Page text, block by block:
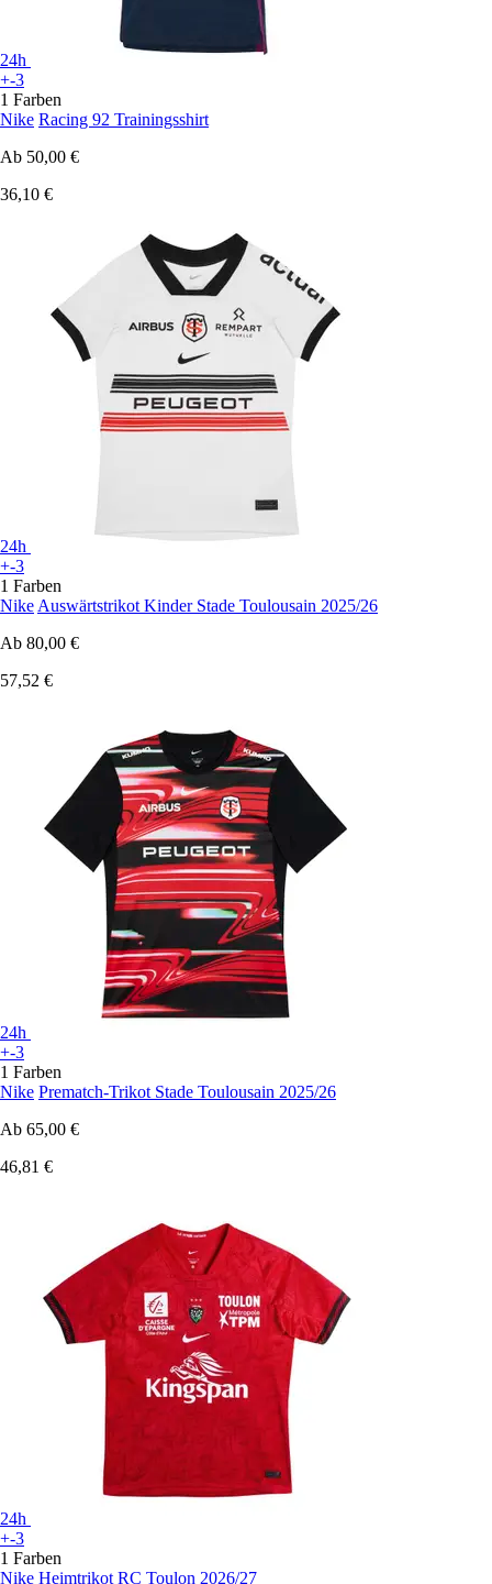
24h
+-3
1 Farben
Nike Racing 92 Trainingsshirt
Ab 50,00 €
36,10 €
24h
+-3
1 Farben
Nike Auswärtstrikot Kinder Stade Toulousain 2025/26
Ab 80,00 €
57,52 €
24h
+-3
1 Farben
Nike Prematch-Trikot Stade Toulousain 2025/26
Ab 65,00 €
46,81 €
24h
+-3
1 Farben
Nike Heimtrikot RC Toulon 2026/27